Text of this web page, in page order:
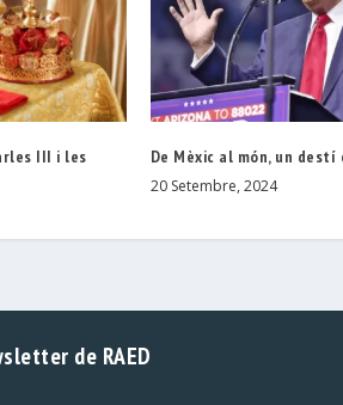
III i les
De Mèxic al món, un
20 Setembre, 2024
de RAED